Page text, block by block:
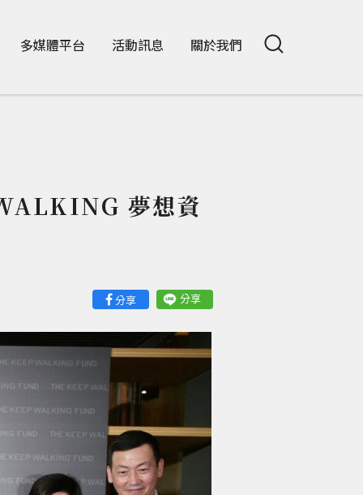
多媒體平台 活動訊息 關於我們
夢想資
分享 分享